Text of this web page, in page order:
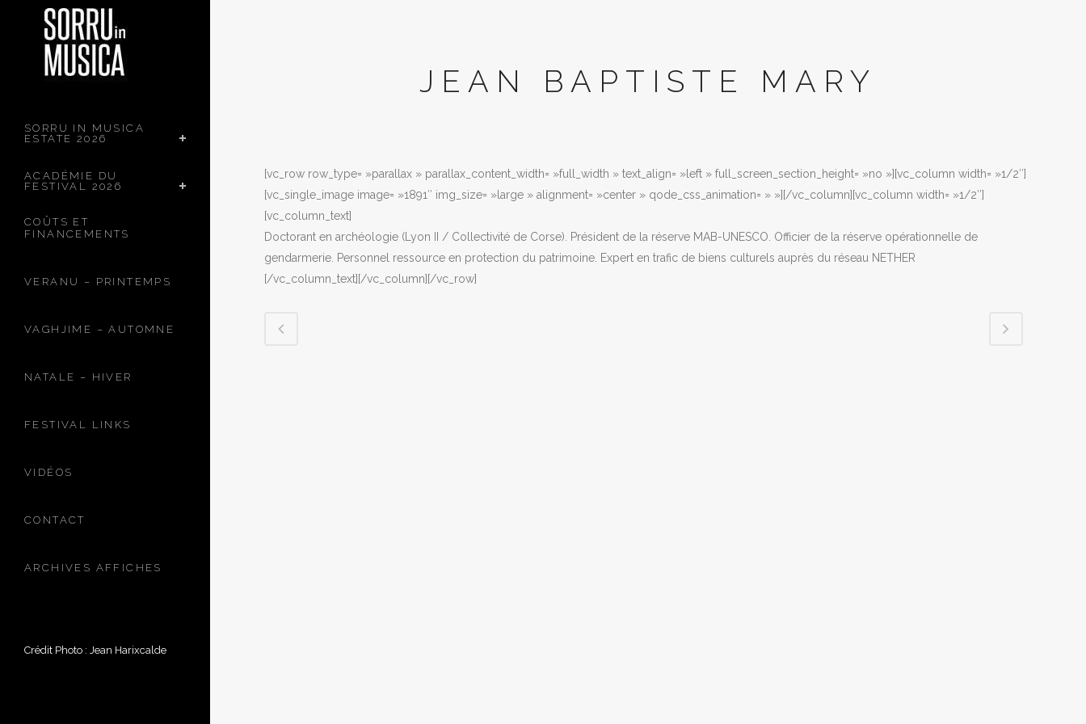
SORRU IN MUSICA
ESTATE 2026
ACADÉMIE DU
FESTIVAL 2026
COÛTS ET
FINANCEMENTS
VERANU – PRINTEMPS
VAGHJIME – AUTOMNE
NATALE – HIVER
FESTIVAL LINKS
VIDÉOS
CONTACT
ARCHIVES AFFICHES
Crédit Photo : Jean Harixcalde
JEAN BAPTISTE MARY
[vc_row row_type= »parallax » parallax_content_width= »full_width » text_align= »left » full_screen_section_height= »no »][vc_column width= »1/2″]
[vc_single_image image= »1891″ img_size= »large » alignment= »center » qode_css_animation= » »][/vc_column][vc_column width= »1/2″]
[vc_column_text]
Doctorant en archéologie (Lyon II / Collectivité de Corse). Président de la réserve MAB-UNESCO. Officier de la réserve opérationnelle de
gendarmerie. Personnel ressource en protection du patrimoine. Expert en trafic de biens culturels auprès du réseau NETHER
[/vc_column_text][/vc_column][/vc_row]